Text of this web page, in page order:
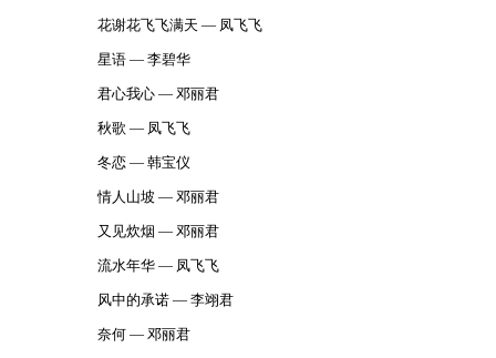
花谢花飞飞满天 — 凤飞飞
星语 — 李碧华
君心我心 — 邓丽君
秋歌 — 凤飞飞
冬恋 — 韩宝仪
情人山坡 — 邓丽君
又见炊烟 — 邓丽君
流水年华 — 凤飞飞
风中的承诺 — 李翊君
奈何 — 邓丽君